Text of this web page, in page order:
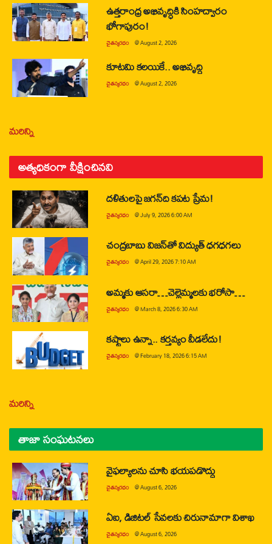
ఉత్తరాంధ్ర అభివృద్ధికి సింహద్వారం
భోగాపురం!
చైతన్యరధం @August 2, 2026
కూటమి కలయికే.. అభివృద్ధి
చైతన్యరధం @August 2, 2026
మరిన్ని
అత్యధికంగా వీక్షించినవి
దళితులపై జగన్‌ది కపట ప్రేమ!
చైతన్యరధం @July 9, 2026 6:00 AM
చంద్రబాబు విజన్‌తో విద్యుత్ ధగధగలు
చైతన్యరధం @April 29, 2026 7:10 AM
అమ్మకు ఆసరా…చెల్లెమ్మలకు భరోసా…
చైతన్యరధం @March 8, 2026 6:30 AM
కష్టాలు ఉన్నా.. కర్తవ్యం వీడలేదు!
చైతన్యరధం @February 18, 2026 6:15 AM
మరిన్ని
తాజా సంఘటనలు
వైఫల్యాలను చూసి భయపడొద్దు
చైతన్యరధం @August 6, 2026
ఏఐ, డిజిటల్ సేవలకు చిరునామాగా విశాఖ
చైతన్యరధం @August 6, 2026